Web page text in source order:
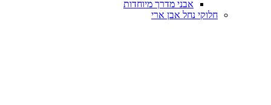
אבני מדרך מיוחדות
חלוקי נחל אבן ארי